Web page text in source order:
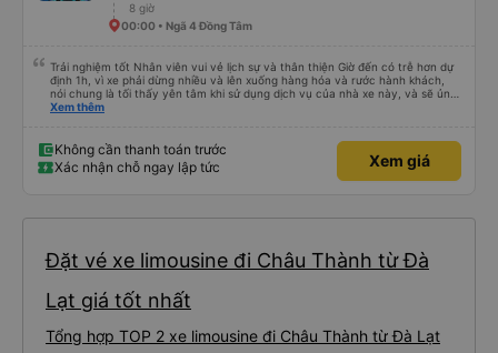
8 giờ
00:00 • Ngã 4 Đồng Tâm
Trải nghiệm tốt Nhân viên vui vẻ lịch sự và thân thiện Giờ đến có trễ hơn dự
định 1h, vì xe phải dừng nhiều và lên xuống hàng hóa và rước hành khách,
nói chung là tối thấy yên tâm khi sử dụng dịch vụ của nhà xe này, và sẽ ủng
hộ và giới thiệu cho người thân sử dụng dịch vụ của nhà xe này
Xem thêm
Không cần thanh toán trước
Xác nhận chỗ ngay lập tức
Xem giá
Đặt vé xe limousine đi Châu Thành từ Đà
Lạt giá tốt nhất
Tổng hợp TOP 2 xe limousine đi Châu Thành từ Đà Lạt